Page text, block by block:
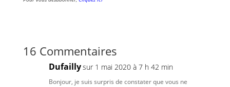
16 Commentaires
Dufaillysur 1 mai 2020 à 7 h 42 min
Bonjour, je suis surpris de constater que vous ne